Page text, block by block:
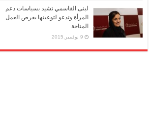
لبنى القاسمي تشيد بسياسات دعم
المرأة وتدعو لتوعيتها بفرص العمل
المتاحة
9 نوفمبر,2015